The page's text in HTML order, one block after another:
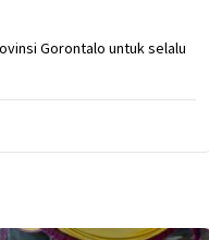
Gorontalo untuk selalu